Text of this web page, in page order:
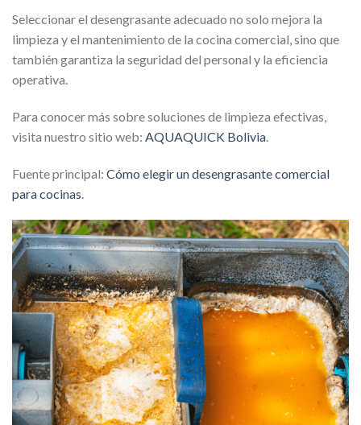
Seleccionar el desengrasante adecuado no solo mejora la
limpieza y el mantenimiento de la cocina comercial, sino que
también garantiza la seguridad del personal y la eficiencia
operativa.
Para conocer más sobre soluciones de limpieza efectivas,
visita nuestro sitio web: AQUAQUICK Bolivia
Fuente principal: Cómo elegir un desengrasante comercial
para cocinas